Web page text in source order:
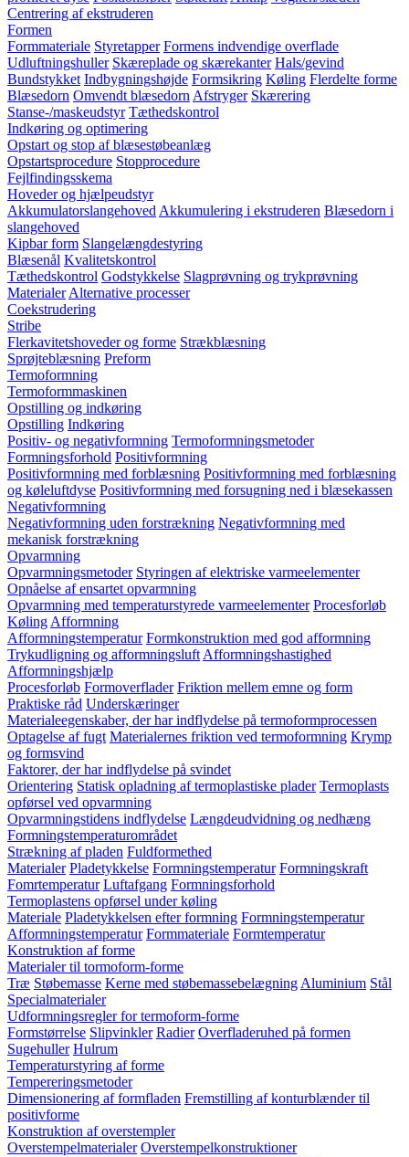
Centrering af ekstruderen
Formen
Formmateriale Styretapper Formens indvendige overflade
Udluftningshuller Skæreplade og skærekanter Hals/gevind
Bundstykket Indbygningshøjde Formsikring Køling Flerdelte forme
Blæsedorn Omvendt blæsedorn Afstryger Skærering
Stanse-/maskeudstyr Tæthedskontrol
Indkøring og optimering
Opstart og stop af blæsestøbeanlæg
Opstartsprocedure Stopprocedure
Fejlfindingsskema
Hoveder og hjælpeudstyr
Akkumulatorslangehoved Akkumulering i ekstruderen Blæsedorn i
slangehoved
Kipbar form Slangelængdestyring
Blæsenål Kvalitetskontrol
Tæthedskontrol Godstykkelse Slagprøvning og trykprøvning
Materialer Alternative processer
Coekstrudering
Stribe
Flerkavitetshoveder og forme Strækblæsning
Sprøjteblæsning Preform
Termoformning
Termoformmaskinen
Opstilling og indkøring
Opstilling Indkøring
Positiv- og negativformning Termoformningsmetoder
Formningsforhold Positivformning
Positivformning med forblæsning Positivformning med forblæsning
og køleluftdyse Positivformning med forsugning ned i blæsekassen
Negativformning
Negativformning uden forstrækning Negativformning med
mekanisk forstrækning
Opvarmning
Opvarmningsmetoder Styringen af elektriske varmeelementer
Opnåelse af ensartet opvarmning
Opvarmning med temperaturstyrede varmeelementer Procesforløb
Køling Afformning
Afformningstemperatur Formkonstruktion med god afformning
Trykudligning og afformningsluft Afformningshastighed
Afformningshjælp
Procesforløb Formoverflader Friktion mellem emne og form
Praktiske råd Underskæringer
Materialeegenskaber, der har indflydelse på termoformprocessen
Optagelse af fugt Materialernes friktion ved termoformning Krymp
og formsvind
Faktorer, der har indflydelse på svindet
Orientering Statisk opladning af termoplastiske plader Termoplasts
opførsel ved opvarmning
Opvarmningstidens indflydelse Længdeudvidning og nedhæng
Formningstemperaturområdet
Strækning af pladen Fuldformethed
Materialer Pladetykkelse Formningstemperatur Formningskraft
Fomrtemperatur Luftafgang Formningsforhold
Termoplastens opførsel under køling
Materiale Pladetykkelsen efter formning Formningstemperatur
Afformningstemperatur Formmateriale Formtemperatur
Konstruktion af forme
Materialer til tormoform-forme
Træ Støbemasse Kerne med støbemassebelægning Aluminium Stål
Specialmaterialer
Udformningsregler for termoform-forme
Formstørrelse Slipvinkler Radier Overfladeruhed på formen
Sugehuller Hulrum
Temperaturstyring af forme
Tempereringsmetoder
Dimensionering af formfladen Fremstilling af konturblænder til
positivforme
Konstruktion af overstempler
Overstempelmaterialer Overstempelkonstruktioner